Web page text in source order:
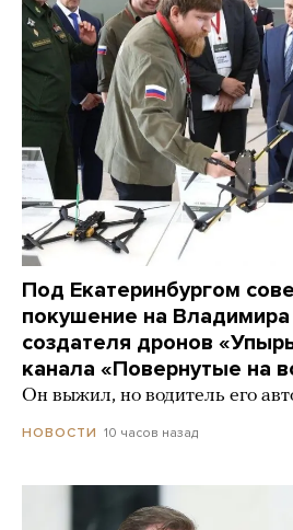
Под Екатеринбургом
покушение на
создателя дронов
канала «Повернутые на
Он выжил, но водитель его
НОВОСТИ 10 часов назад